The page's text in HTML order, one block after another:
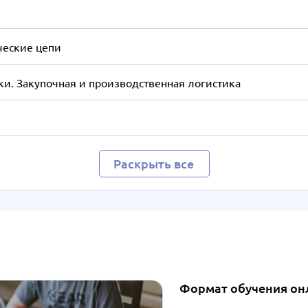
цепи
Закупочная и производственная логистика
Раскрыть все
Формат обучения